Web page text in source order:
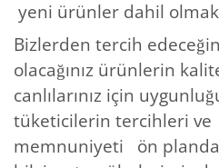
yeni ürünler dahil
Bizlerden tercih
olacağınız ürünlerin
canlılarınız için
tüketicilerin tercihleri ve
memnuniyeti
ön